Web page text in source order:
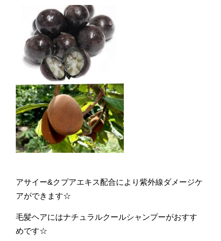
アサイー&クプアエキス配合により紫外線ダメージケ
アができます☆
毛髪ヘアにはナチュラルクールシャンプーがおすす
めです☆